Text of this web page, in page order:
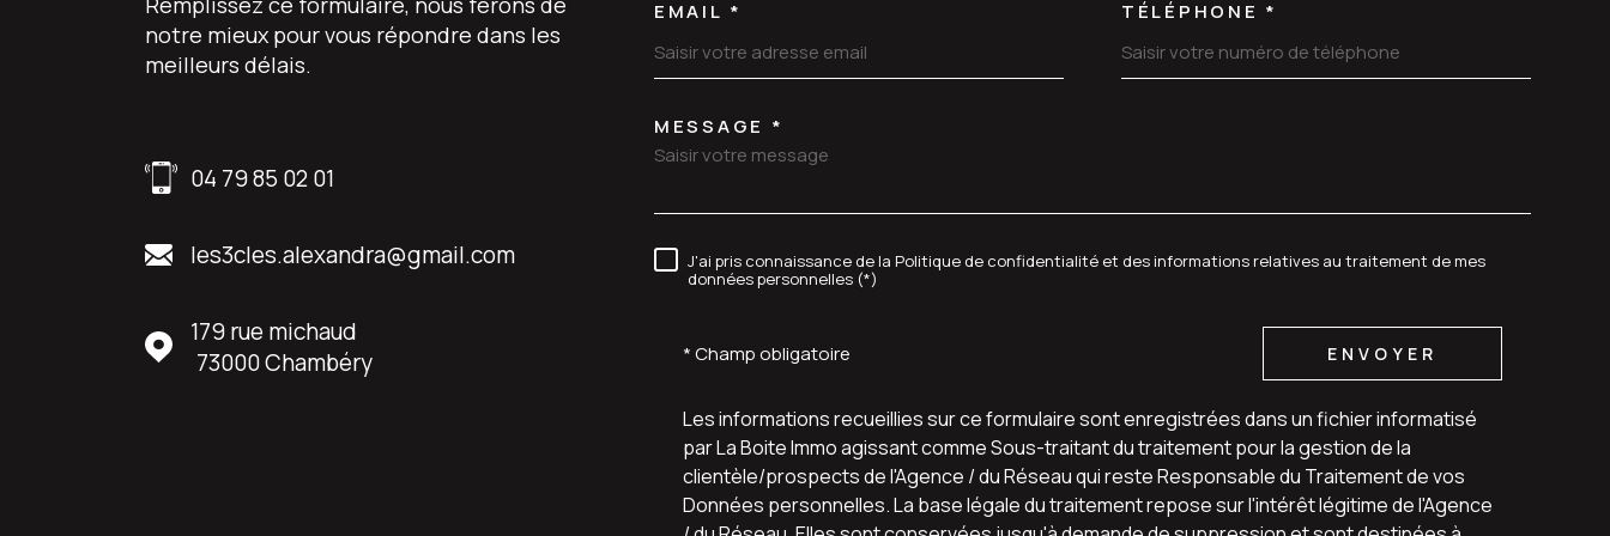
notre mieux pour vous répondre dans les
meilleurs délais.
04 79 85 02 01
les3cles.alexandra@gmail.com
179 rue michaud
73000
Chambéry
EMAIL * TÉLÉPHONE *
TRAD_MELTEM_VOREDEMANDE
MESSAGE *
RÈGLEMENTATION
J'ai pris connaissance de la Politique de confidentialité et des informations relatives au traitement de mes
données personnelles (*)
* Champ obligatoire ENVOYER
Les informations recueillies sur ce formulaire sont enregistrées dans un fichier informatisé
par La Boite Immo agissant comme Sous-traitant du traitement pour la gestion de la
clientèle/prospects de l'Agence / du Réseau qui reste Responsable du Traitement de vos
Données personnelles. La base légale du traitement repose sur l'intérêt légitime de l'Agence